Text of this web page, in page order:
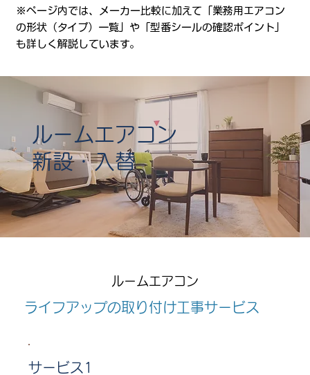
※ページ内では、メーカー比較に加えて「業務用エアコン
の形状（タイプ）一覧」や「型番シールの確認ポイント」
も詳しく解説しています。
ルームエアコン
新設・入替
ルームエアコン
ライフアップの取り付け工事サービス
サービス1